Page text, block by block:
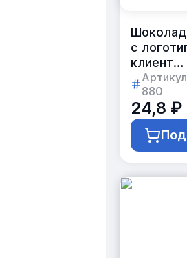
Шоколад
с
клиента
10г
880
24,8 ₽
Под